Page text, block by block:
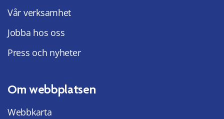
Vår verksamhet
Jobba hos oss
Press och nyheter
Om webbplatsen
Webbkarta